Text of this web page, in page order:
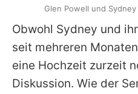
Obwohl Sydney und ihr
seit mehreren
eine Hochzeit zurzeit
Diskussion. Wie der
Glen Powell und